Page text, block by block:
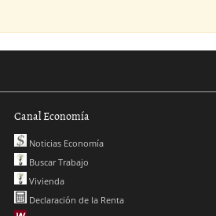
Canal Economía
Noticias Economía
Buscar Trabajo
Vivienda
Declaración de la Renta